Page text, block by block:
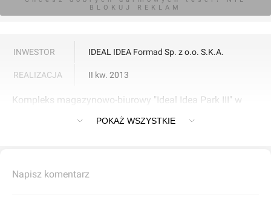
BLOKUJ REKLAM
INWESTOR IDEAL IDEA Formad Sp. z o.o. S.K.A.
REALIZACJA II kw. 2013
Kompleks magazynowo-biurowy "Ideal Idea Park III" w
POKAŻ WSZYSTKIE
Napisz komentarz